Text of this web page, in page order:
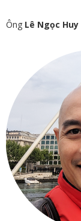
Ông Lê Ngọc Huy